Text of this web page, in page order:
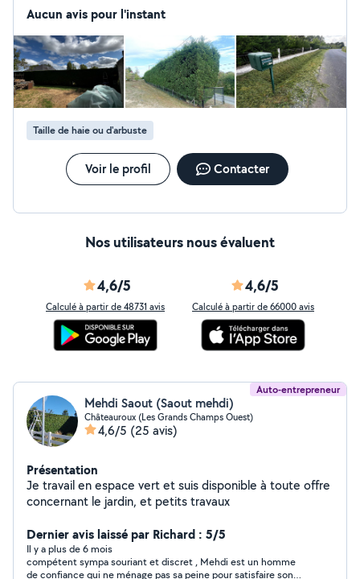
gyrobroyeur.
Aucun avis pour l'instant
Taille de haie ou d'arbuste
Voir le profil Contacter
Nos utilisateurs nous évaluent
4,6/5
Calculé à partir de 48731 avis
4,6/5
Calculé à partir de 66000 avis
Auto-entrepreneur
Mehdi Saout (Saout mehdi)
Châteauroux (Les Grands Champs Ouest)
4,6/5 (25 avis)
Présentation
Je travail en espace vert et suis disponible à toute offre
concernant le jardin, et petits travaux
Dernier avis laissé par Richard : 5/5
Il y a plus de 6 mois
compétent sympa souriant et discret , Mehdi est un homme
de confiance qui ne ménage pas sa peine pour satisfaire son